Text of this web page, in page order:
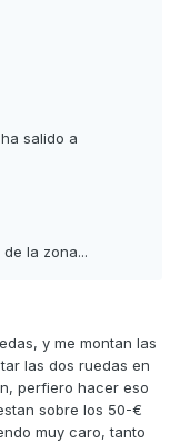
salido a
la zona...
y me montan las
las dos ruedas en
perfiero hacer eso
sobre los 50-€
muy caro, tanto